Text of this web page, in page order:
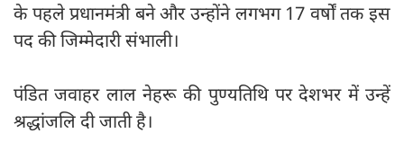
के पहले प्रधानमंत्री बने और उन्होंने लगभग 17 वर्षों तक इस
पद की जिम्मेदारी संभाली।
पंडित जवाहर लाल नेहरू की पुण्यतिथि पर देशभर में उन्हें
श्रद्धांजलि दी जाती है।